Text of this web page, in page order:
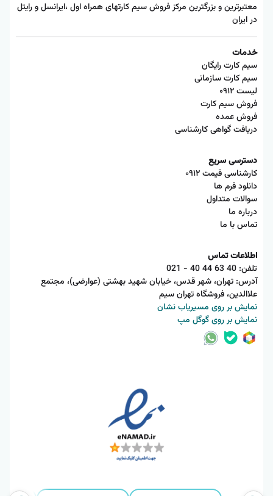
معتبرترین و بزرگترین مرکز فروش سیم کارتهای همراه اول ،ایرانسل و رایتل
در ایران
خدمات
سیم کارت رایگان
سیم کارت سازمانی
لیست ۰۹۱۲
فروش سیم کارت
فروش عمده
دریافت گواهی کارشناسی
دسترسی سریع
کارشناسی قیمت ۰۹۱۲
دانلود فرم ها
سوالات متداول
درباره ما
تماس با ما
اطلاعات تماس
تلفن: 021 - 40 44 63 40
آدرس: تهران، شهر قدس، خیابان شهید بهشتی (عوارضی)، مجتمع
علاالدین، فروشگاه تهران سیم
نمایش بر روی مسیریاب نشان
نمایش بر روی گوگل مپ